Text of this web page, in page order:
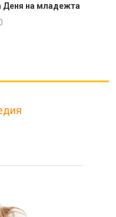
Деня на младежта